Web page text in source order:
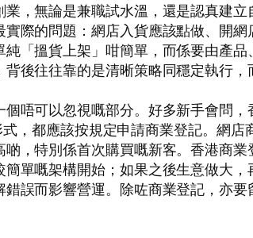
，無論是兼職試水溫，還是認真建
際的問題：網店入貨應該點做、開
「搵貨上架」咁簡單，而係要由產
後往往靠的是清晰策略同穩定執行，
唔可以忽視嘅部分。好多新手會問
，都應該按規定申請商業登記。網
，特別係首次購買嘅新客。香港商
單嘅架構開始；如果之後生意做大
誤而影響營運。除咗商業登記，亦